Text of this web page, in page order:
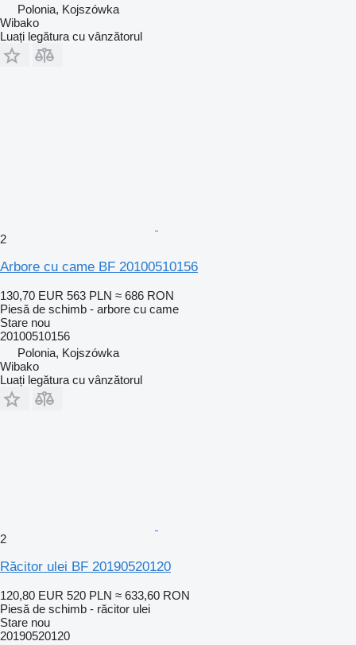
Polonia, Kojszówka
Wibako
Luați legătura cu vânzătorul
2
Arbore cu came BF 20100510156
130,70 EUR 563 PLN ≈ 686 RON
Piesă de schimb - arbore cu came
Stare nou
20100510156
Polonia, Kojszówka
Wibako
Luați legătura cu vânzătorul
2
Răcitor ulei BF 20190520120
120,80 EUR 520 PLN ≈ 633,60 RON
Piesă de schimb - răcitor ulei
Stare nou
20190520120